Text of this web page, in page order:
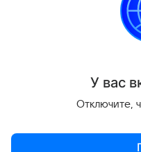
У вас
Отключите,